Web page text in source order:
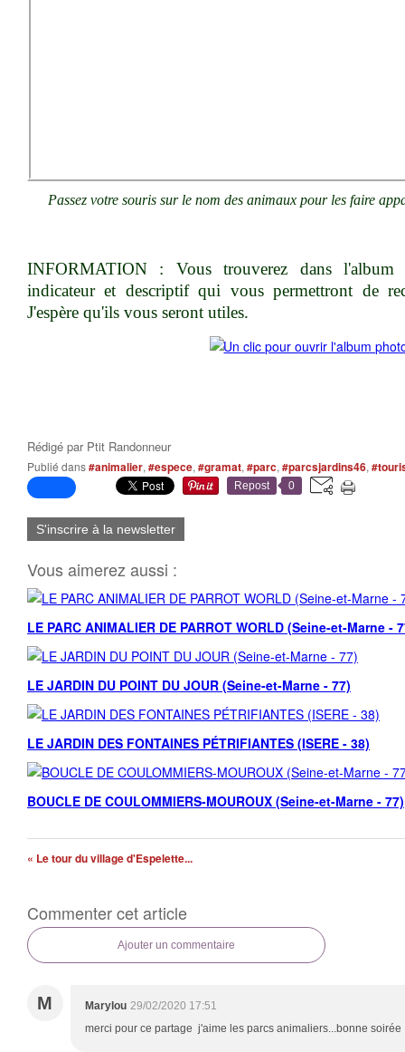
Passez votre souris sur le nom des animaux pour les faire
INFORMATION : Vous trouverez dans l'album
indicateur et descriptif qui vous permettront de
J'espère qu'ils vous seront utiles.
Rédigé par Ptit Randonneur
Publié dans#animalier, #espece, #gramat, #parc, #parcsjardins46,
Repost 0
S'inscrire à la newsletter
Vous aimerez aussi :
LE PARC ANIMALIER DE PARROT WORLD (Seine-et-Marne -
LE JARDIN DU POINT DU JOUR (Seine-et-Marne - 77)
LE JARDIN DES FONTAINES PÉTRIFIANTES (ISERE - 38)
BOUCLE DE COULOMMIERS-MOUROUX (Seine-et-Marne - 77)
« Le tour du village d'Espelette...
Commenter cet article
Ajouter un commentaire
M Marylou 29/02/2020 17:51
merci pour ce partage j'aime les parcs animaliers...bonne soirée